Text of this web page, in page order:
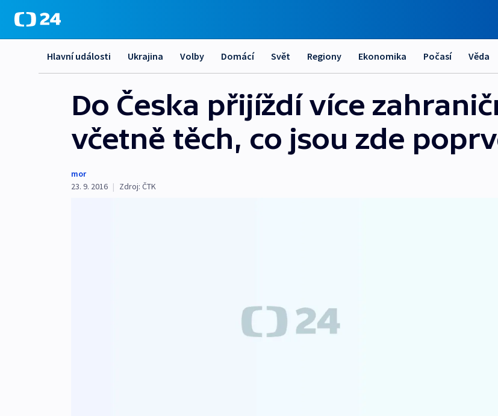
Hlavní události Ukrajina Volby Domácí Svět Regiony Ekonomika Počasí Věda
Do Česka přijíždí více
včetně těch, co jsou zde
mor
23. 9. 2016 | Zdroj: ČTK